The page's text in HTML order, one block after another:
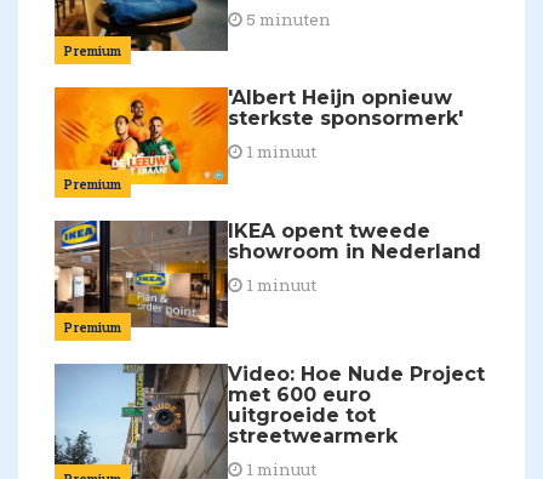
Premium
5 minuten
Premium
'Albert Heijn opnieuw
sterkste sponsormerk'
1 minuut
Premium
IKEA opent tweede
showroom in Nederland
1 minuut
Video: Hoe Nude Project
met 600 euro
uitgroeide tot
streetwearmerk
1 minuut